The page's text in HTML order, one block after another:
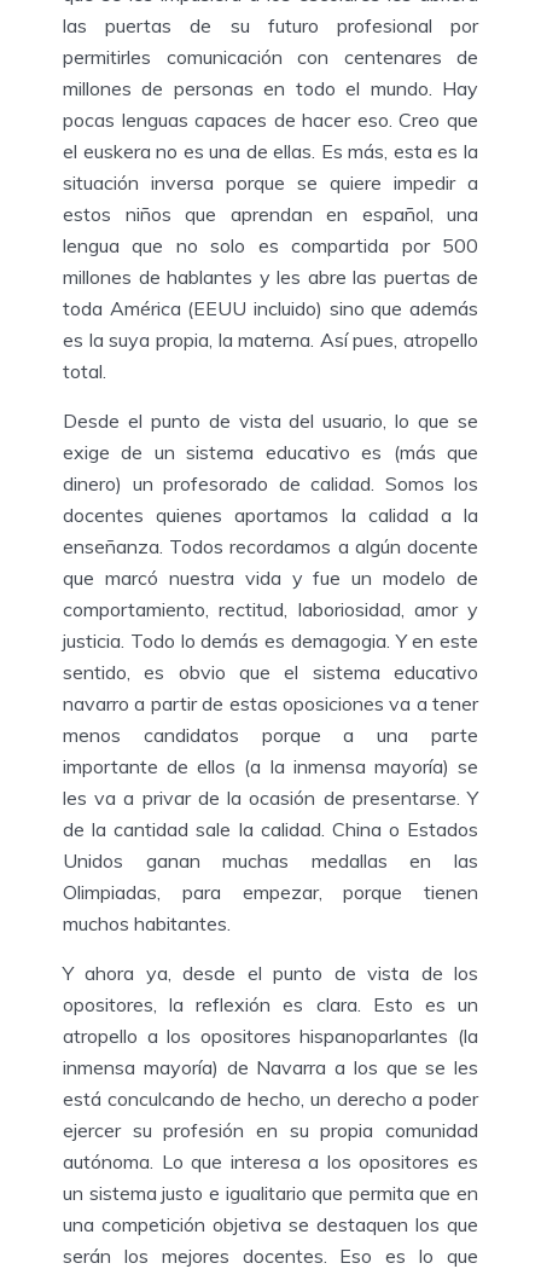
las puertas de su futuro profesional por
permitirles comunicación con centenares de
millones de personas en todo el mundo. Hay
pocas lenguas capaces de hacer eso. Creo que
el euskera no es una de ellas. Es más, esta es la
situación inversa porque se quiere impedir a
estos niños que aprendan en español, una
lengua que no solo es compartida por 500
millones de hablantes y les abre las puertas de
toda América (EEUU incluido) sino que además
es la suya propia, la materna. Así pues, atropello
total.
Desde el punto de vista del usuario, lo que se
exige de un sistema educativo es (más que
dinero) un profesorado de calidad. Somos los
docentes quienes aportamos la calidad a la
enseñanza. Todos recordamos a algún docente
que marcó nuestra vida y fue un modelo de
comportamiento, rectitud, laboriosidad, amor y
justicia. Todo lo demás es demagogia. Y en este
sentido, es obvio que el sistema educativo
navarro a partir de estas oposiciones va a tener
menos candidatos porque a una parte
importante de ellos (a la inmensa mayoría) se
les va a privar de la ocasión de presentarse. Y
de la cantidad sale la calidad. China o Estados
Unidos ganan muchas medallas en las
Olimpiadas, para empezar, porque tienen
muchos habitantes.
Y ahora ya, desde el punto de vista de los
opositores, la reflexión es clara. Esto es un
atropello a los opositores hispanoparlantes (la
inmensa mayoría) de Navarra a los que se les
está conculcando de hecho, un derecho a poder
ejercer su profesión en su propia comunidad
autónoma. Lo que interesa a los opositores es
un sistema justo e igualitario que permita que en
una competición objetiva se destaquen los que
serán los mejores docentes. Eso es lo que